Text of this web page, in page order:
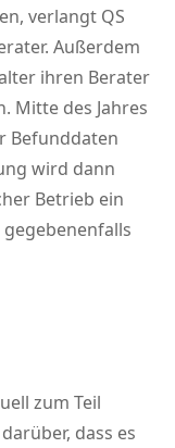
verlangt QS
Außerdem
ihren Berater
Mitte des Jahres
Befunddaten
wird dann
Betrieb ein
zum Teil
dass es